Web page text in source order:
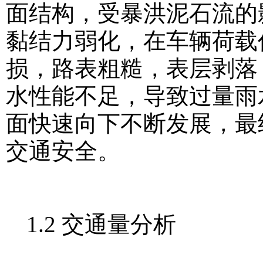
面结构，受暴洪泥石流
黏结力弱化，在车辆荷
损，路表粗糙，表层剥
水性能不足，导致过量
面快速向下不断发展，
交通安全。
1.2 交通量分析